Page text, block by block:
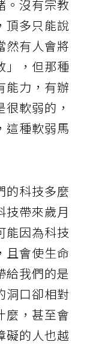
。沒有宗教
頂多只能說
然有人會將
」，但那種
能力，有辦
軟弱的，
這種軟弱馬
的科技多麼
技帶來歲月
能因為科技
且會使生命
給我們的是
洞口卻相對
麼，甚至會
礙的人也越